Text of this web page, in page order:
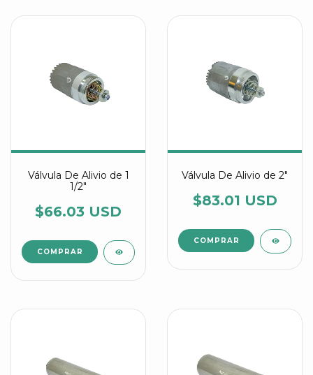
Válvula De Alivio de 1
1/2"
$66.03 USD
Válvula De Alivio de 2"
$83.01 USD